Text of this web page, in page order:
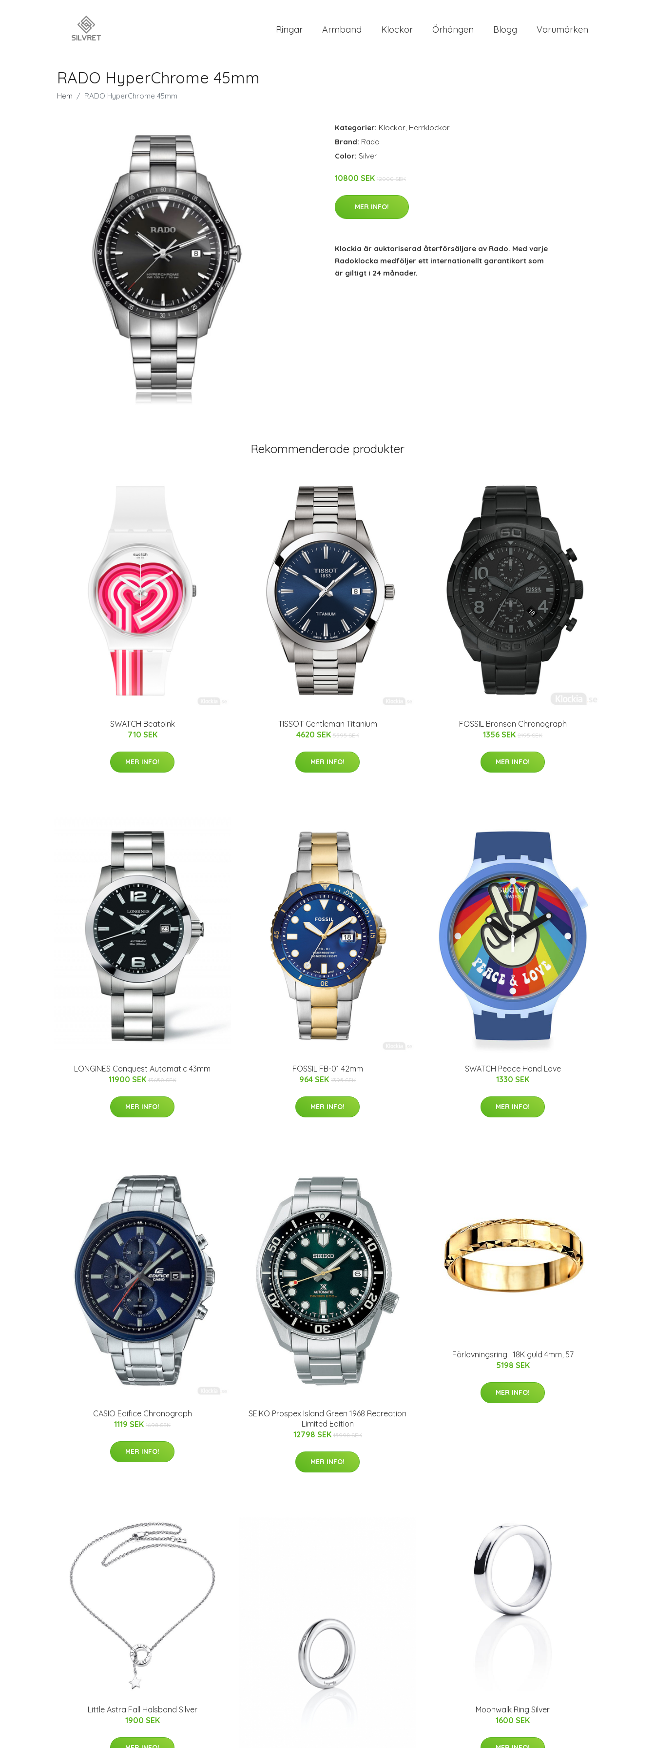
Ringar Armband Klockor Örhängen Blogg Varumärken
RADO HyperChrome 45mm
Hem RADO HyperChrome 45mm
Kategorier: Klockor, Herrklockor
Brand: Rado
Color: Silver
10800 SEK 12000 SEK
MER INFO!
Klockia är auktoriserad återförsäljare av Rado. Med varje
Radoklocka medföljer ett internationellt garantikort som
är giltigt i 24 månader.
Rekommenderade produkter
SWATCH Beatpink
710 SEK
MER INFO!
TISSOT Gentleman Titanium
4620 SEK 5595 SEK
MER INFO!
FOSSIL Bronson Chronograph
1356 SEK 2195 SEK
MER INFO!
LONGINES Conquest Automatic 43mm
11900 SEK 13650 SEK
MER INFO!
FOSSIL FB-01 42mm
964 SEK 1395 SEK
MER INFO!
SWATCH Peace Hand Love
1330 SEK
MER INFO!
CASIO Edifice Chronograph
1119 SEK 1698 SEK
MER INFO!
SEIKO Prospex Island Green 1968 Recreation
Limited Edition
12798 SEK 15998 SEK
MER INFO!
Förlovningsring i 18K guld 4mm, 57
5198 SEK
MER INFO!
Little Astra Fall Halsband Silver
1900 SEK
Moonwalk Ring Silver
1600 SEK